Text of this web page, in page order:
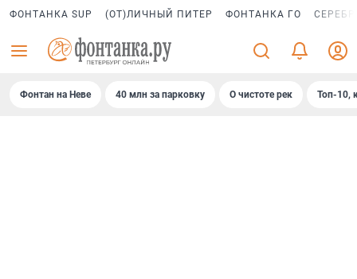
ФОНТАНКА SUP (ОТ)ЛИЧНЫЙ ПИТЕР ФОНТАНКА ГО
Фонтан на Неве 40 млн за парковку О чистоте рек Топ-10,